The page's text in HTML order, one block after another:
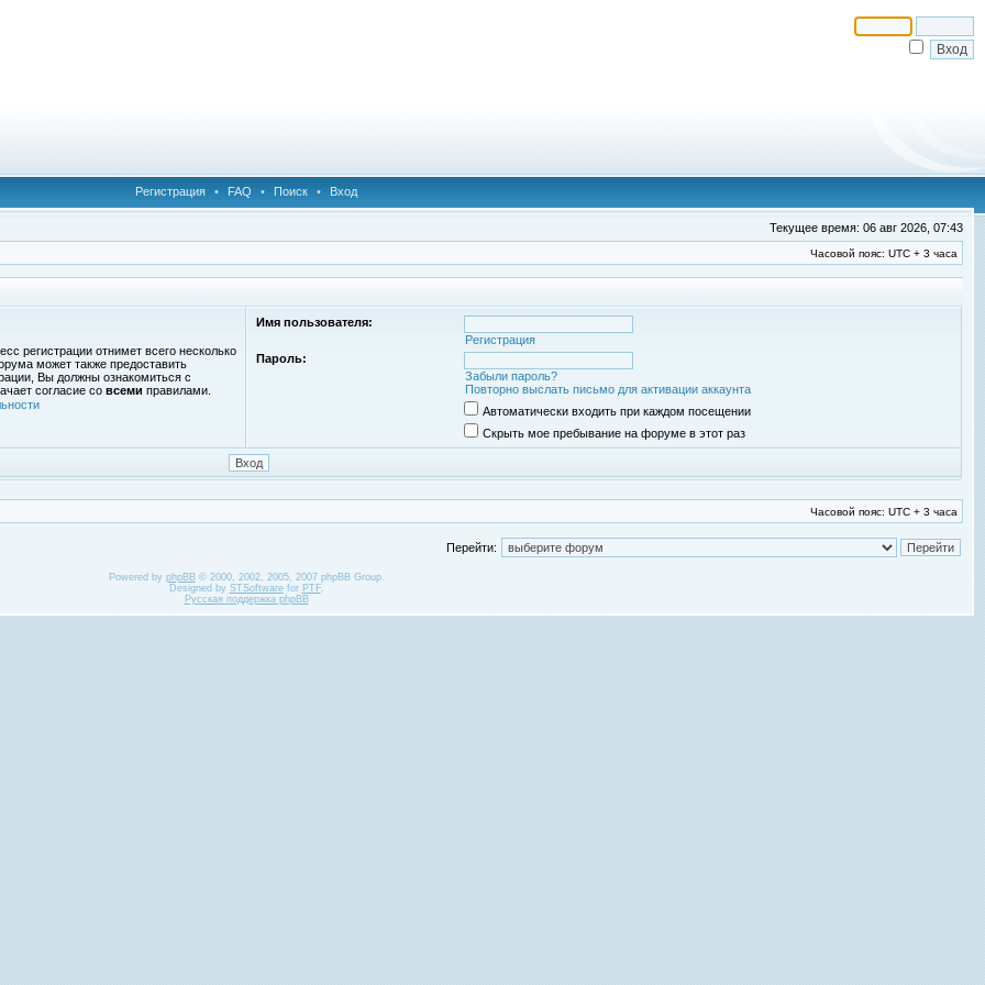
Регистрация • FAQ • Поиск • Вход
Текущее время: 06 авг 2026, 07:43
Часовой пояс: UTC + 3 часа
регистрации отнимет всего несколько
может также предоставить
Вы должны ознакомиться с
согласие со всеми правилами.
Имя пользователя:
Регистрация
Пароль:
Забыли пароль?
Повторно выслать письмо для активации аккаунта
Автоматически входить при каждом посещении
Скрыть мое пребывание на форуме в этот раз
Часовой пояс: UTC + 3 часа
Перейти:
Powered by phpBB© 2000, 2002, 2005, 2007 phpBB Group.
Designed by STSoftwarefor PTF.
Русская поддержка phpBB